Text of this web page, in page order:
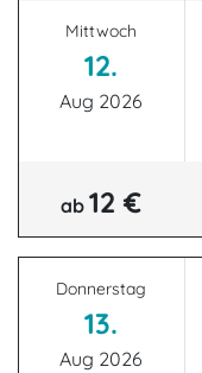
Mittwoch
12.
Aug 2026
ab12 €
Donnerstag
13.
Aug 2026